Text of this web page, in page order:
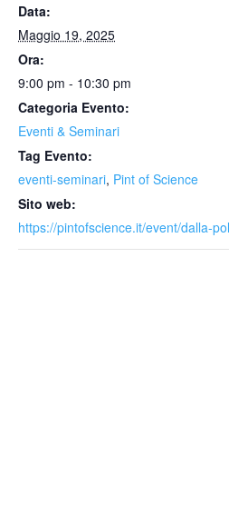
Data:
Maggio 19, 2025
Ora:
9:00 pm - 10:30 pm
Categoria Evento:
Eventi & Seminari
Tag Evento:
eventi-seminari, Pint of Science
Sito web:
https://pintofscience.it/event/dalla-